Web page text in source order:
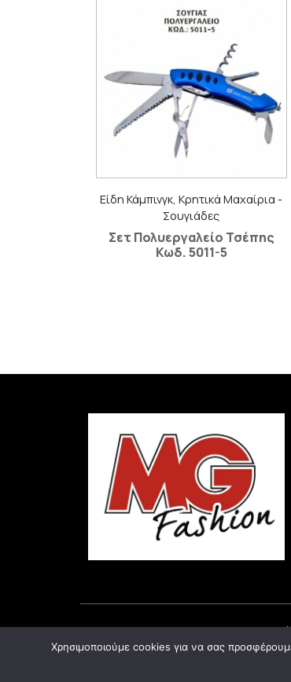
Είδη Κάμπινγκ, Κρητικά Μαχαίρια -
Σουγιάδες
Σετ Πολυεργαλείο Τσέπης
Κωδ. 5011-5
Χρησιμοποιούμε cookies για να σας